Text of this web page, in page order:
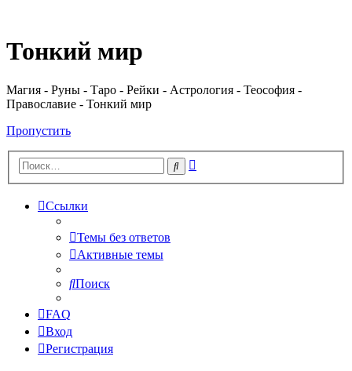
Тонкий мир
Магия - Руны - Таро - Рейки - Астрология - Теософия -
Православие - Тонкий мир
Пропустить
Поиск
Ссылки
Темы без ответов
Активные темы
Поиск
FAQ
Вход
Регистрация